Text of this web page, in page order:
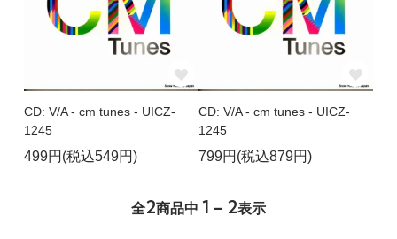
CD: V/A - cm tunes - UICZ-
1245
499円(税込549円)
CD: V/A - cm tunes - UICZ-
1245
799円(税込879円)
全2商品中 1 - 2表示